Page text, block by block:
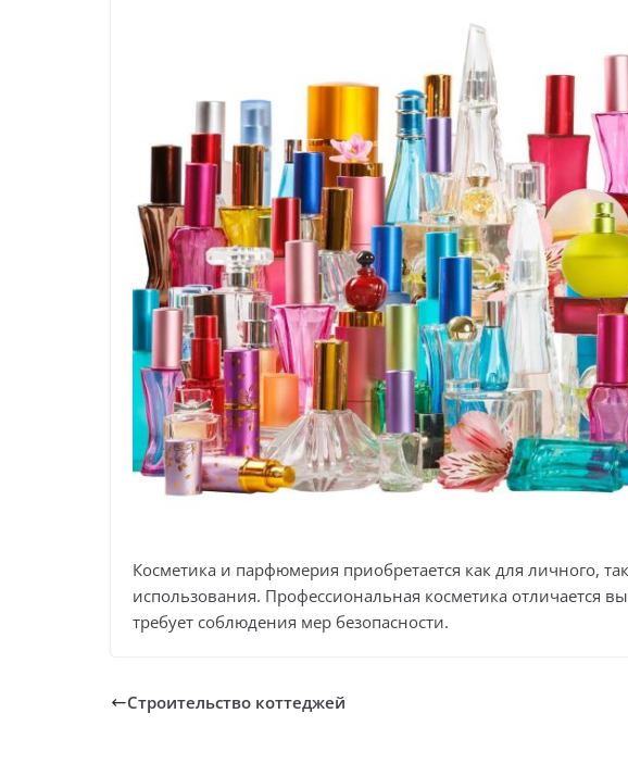
Косметика и парфюмерия приобретается как для личного,
использования. Профессиональная косметика отличается
требует соблюдения мер безопасности.
Строительство коттеджей